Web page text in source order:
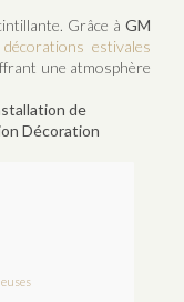
Grâce à GM
estivales
une atmosphère
de
Décoration